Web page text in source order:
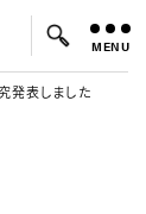
名古屋文理大
MENU
発表しました